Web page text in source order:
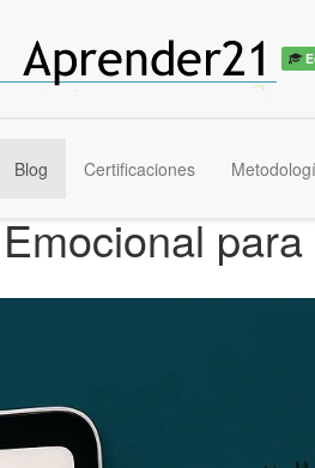
Blog Certificaciones